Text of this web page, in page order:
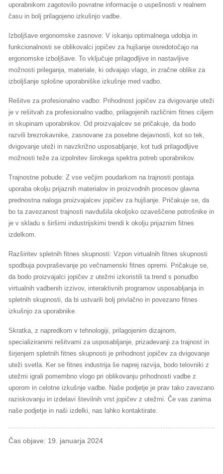
uporabnikom zagotovilo povratne informacije o uspešnosti v realnem
času in bolj prilagojeno izkušnjo vadbe.
Izboljšave ergonomske zasnove: V iskanju optimalnega udobja in
funkcionalnosti se oblikovalci jopičev za hujšanje osredotočajo na
ergonomske izboljšave. To vključuje prilagodljive in nastavljive
možnosti prileganja, materiale, ki odvajajo vlago, in zračne oblike za
izboljšanje splošne uporabniške izkušnje med vadbo.
Rešitve za profesionalno vadbo: Prihodnost jopičev za dvigovanje uteži
je v rešitvah za profesionalno vadbo, prilagojenih različnim fitnes ciljem
in skupinam uporabnikov. Od proizvajalcev se pričakuje, da bodo
razvili brezrokavnike, zasnovane za posebne dejavnosti, kot so tek,
dvigovanje uteži in navzkrižno usposabljanje, kot tudi prilagodljive
možnosti teže za izpolnitev širokega spektra potreb uporabnikov.
Trajnostne pobude: Z vse večjim poudarkom na trajnosti postaja
uporaba okolju prijaznih materialov in proizvodnih procesov glavna
prednostna naloga proizvajalcev jopičev za hujšanje. Pričakuje se, da
bo ta zavezanost trajnosti navdušila okoljsko ozaveščene potrošnike in
je v skladu s širšimi industrijskimi trendi k okolju prijaznim fitnes
izdelkom.
Razširitev spletnih fitnes skupnosti: Vzpon virtualnih fitnes skupnosti
spodbuja povpraševanje po večnamenski fitnes opremi. Pričakuje se,
da bodo proizvajalci jopičev z utežmi izkoristili ta trend s ponudbo
virtualnih vadbenih izzivov, interaktivnih programov usposabljanja in
spletnih skupnosti, da bi ustvarili bolj privlačno in povezano fitnes
izkušnjo za uporabnike.
Skratka, z napredkom v tehnologiji, prilagojenim dizajnom,
specializiranimi rešitvami za usposabljanje, prizadevanji za trajnost in
širjenjem spletnih fitnes skupnosti je prihodnost jopičev za dvigovanje
uteži svetla. Ker se fitnes industrija še naprej razvija, bodo telovniki z
utežmi igrali pomembno vlogo pri oblikovanju prihodnosti vadbe z
uporom in celotne izkušnje vadbe. Naše podjetje je prav tako zavezano
raziskovanju in izdelavi številnih vrst jopičev z utežmi. Če vas zanima
naše podjetje in naši izdelki, nas lahko kontaktirate.
Čas objave: 19. januarja 2024